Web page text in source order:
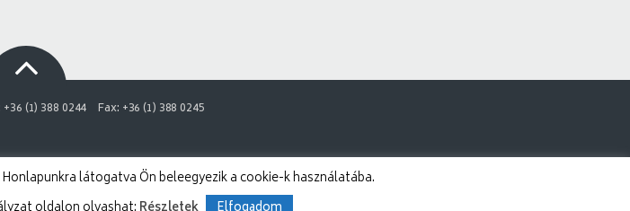
(1) 388 0244
Fax: +36 (1) 388 0245
látogatva Ön beleegyezik a cookie-k használatába.